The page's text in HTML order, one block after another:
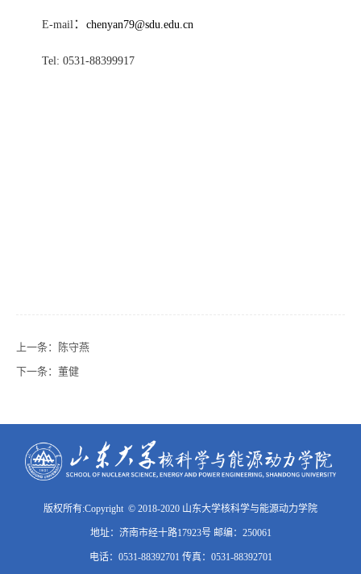
E-mail ： chenyan79@sdu.edu.cn
Tel: 0531-88399917
上一条：
陈守燕
下一条： 董健
版权所有:Copyright © 2018-2020 山东大学核科学与能源动力学院
地址：济南市经十路17923号 邮编：250061
电话：0531-88392701 传真：0531-88392701